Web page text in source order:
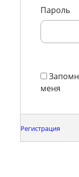
Пароль
меня
Регистрация